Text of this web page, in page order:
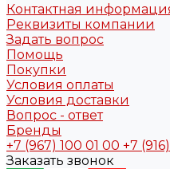
Контактная
Реквизиты компании
Задать вопрос
Помощь
Покупки
Условия оплаты
Условия доставки
Вопрос - ответ
Бренды
+7 (967) 100 01 00 +7
Заказать звонок